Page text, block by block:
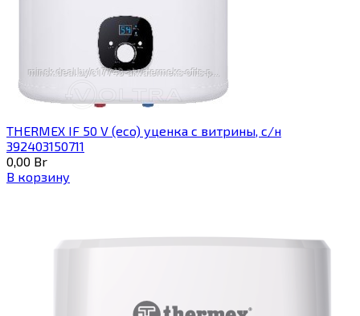
THERMEX IF 50 V (eco) уценка c витрины, с/н
392403150711
0,00 Br
В корзину